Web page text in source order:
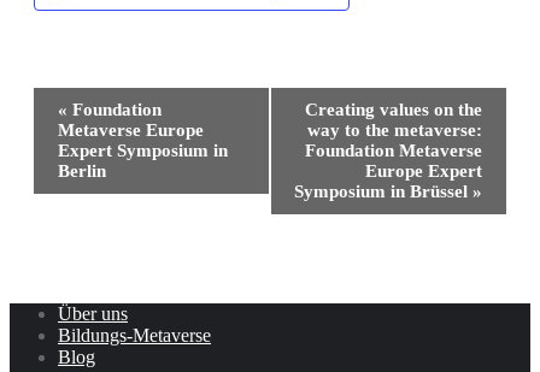
Veranstaltung-
Navigation
« Foundation
Metaverse Europe
Expert Symposium in
Berlin
Creating values on the
way to the metaverse:
Foundation Metaverse
Europe Expert
Symposium in Brüssel »
Über uns
Bildungs-Metaverse
Blog